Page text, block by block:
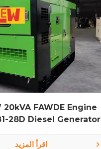
20kVA FAWDE Engine
28D Diesel Generator
اقرأ المزيد